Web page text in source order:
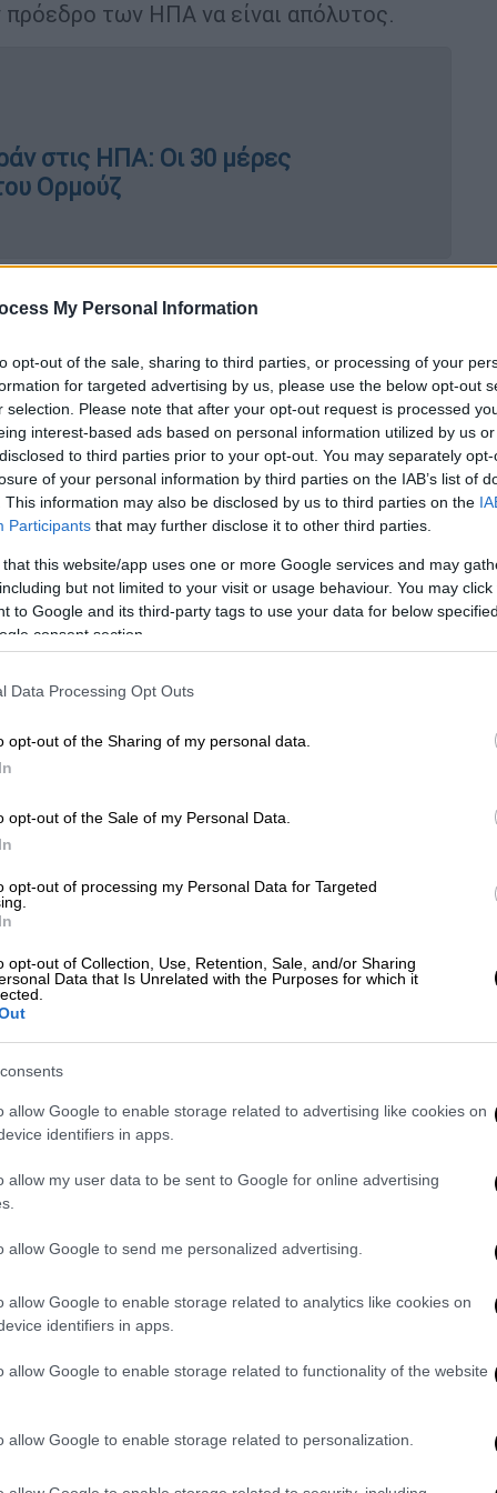
My Personal Information
opt-out of the sale, sharing to third parties, or processing of your
for targeted advertising by us, please use the below opt-out
selection. Please note that after your opt-out request is processed
interest-based ads based on personal information utilized by us
to third parties prior to your opt-out. You may separately
of your personal information by third parties on the IAB’s list of
This information may also be disclosed by us to third parties on the
Participants that may further disclose it to other third parties.
that this website/app uses one or more Google services and may
but not limited to your visit or usage behaviour. You may
to Google and its third-party tags to use your data for below
consent section.
Data Processing Opt Outs
opt-out of the Sharing of my personal data.
opt-out of the Sale of my Personal Data.
opt-out of processing my Personal Data for Targeted
opt-out of Collection, Use, Retention, Sale, and/or Sharing
Data that Is Unrelated with the Purposes for which it
allow Google to enable storage related to advertising like cookies on
identifiers in apps.
allow my user data to be sent to Google for online advertising
allow Google to send me personalized advertising.
allow Google to enable storage related to analytics like cookies on
identifiers in apps.
allow Google to enable storage related to functionality of the website
allow Google to enable storage related to personalization.
πρόεδρο των ΗΠΑ να είναι απόλυτος.
στις ΗΠΑ: Οι 30 μέρες
Ορμούζ
δίκτυο Kan News , ο Τραμπ δήλωσε
πάντα» και απορρίπτει την πρόταση της
» και ως «μη συμφέρουσα για τις
από εμένα. Τη μελέτησα, τα
σε σύντομη τηλεφωνική συνομιλία
pardon to Netanyahu. “Tell your
prime minister. They wouldn’t
in that order. You want to have a PM
on nonsense.”
πρόταση του Ιράν προβλέπει, μεταξύ
από περιοχές γύρω από το Ιράν,
στο Στενό του Ορμούζ,
περιουσιακών στοιχείων,
μέτωπα, συμπεριλαμβανομένου του
Στενό.
ειρηνευτική πρόταση του
είδαν νωρίτερα το φως της
ότι το ιρανικό σχέδιο
εντός 30 ημερών.
δέσμευση μη επιθετικότητας
να διασφαλιστεί ότι δεν θα
θα τερματιστούν οι εχθροπραξίες σε